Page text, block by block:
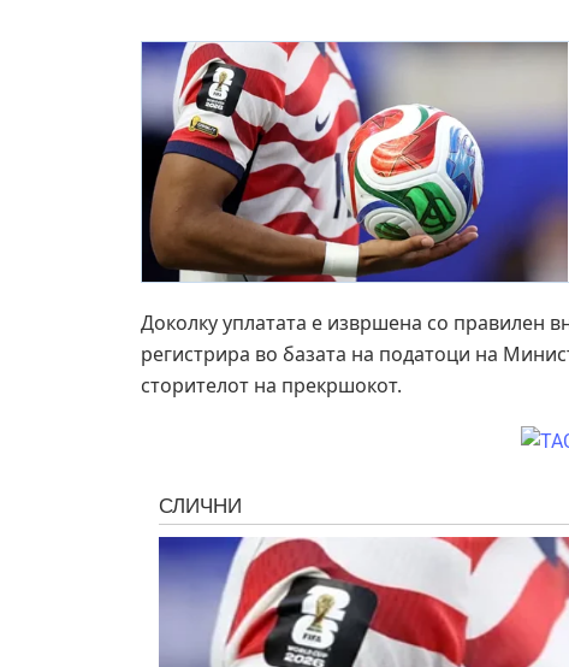
Доколку уплатата е извршена со правилен
регистрира во базата на податоци на
сторителот на прекршокот.